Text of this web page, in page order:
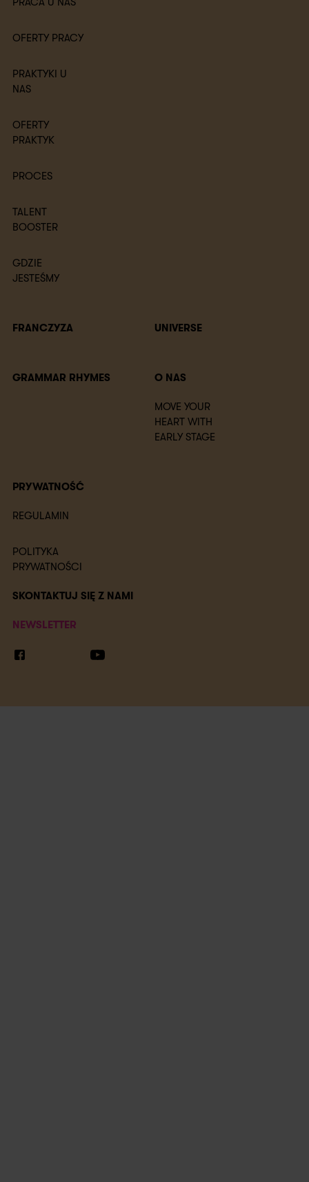
OFERTY PRACY
PRAKTYKI U
NAS
OFERTY
PRAKTYK
PROCES
TALENT
BOOSTER
GDZIE
JESTEŚMY
FRANCZYZA UNIVERSE
GRAMMAR RHYMES O NAS
MOVE YOUR
HEART WITH
EARLY STAGE
PRYWATNOŚĆ
REGULAMIN
POLITYKA
PRYWATNOŚCI
SKONTAKTUJ SIĘ Z NAMI
NEWSLETTER